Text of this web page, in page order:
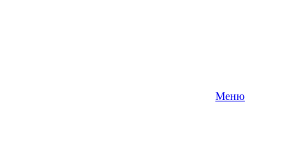
Меню